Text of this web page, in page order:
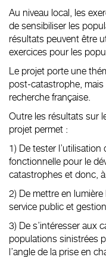
Au niveau local, les
de sensibiliser les
résultats peuvent être
exercices pour les
Le projet porte une
post-catastrophe,
recherche française.
Outre les résultats sur
projet permet :
1) De tester l’utilisation
fonctionnelle pour le
catastrophes et donc,
2) De mettre en
service public et
3) De s’intéresser aux
populations sinistrées
l’angle de la prise en